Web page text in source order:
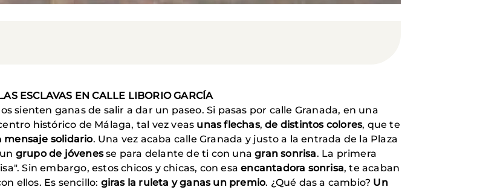
ESCLAVAS EN CALLE LIBORIO GARCÍA
sienten ganas de salir a dar un paseo. Si pasas por calle Granada, en una
histórico de Málaga, tal vez veas unas flechas,de distintos colores, que te
mensaje solidario. Una vez acaba calle Granada y justo a la entrada de la Plaza
grupo de jóvenesse para delante de ti con una gran sonrisa. La primera
Sin embargo, estos chicos y chicas, con esaencantadora sonrisa, te acaban
ellos. Es sencillo: giras la ruleta y ganas un premio. ¿Qué das a cambio? Un